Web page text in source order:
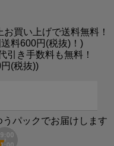
買い上げで送料無料！
料600円(税抜)！)
引き手数料も無料！
(税抜))
パックでお届けします